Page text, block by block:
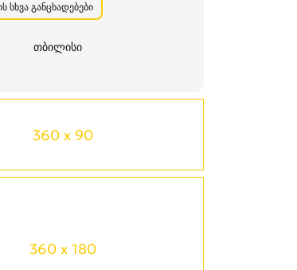
განცხადებები
თბილისი
360 x 90
360 x 180